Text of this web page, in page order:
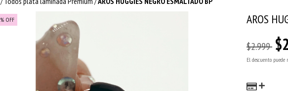
%OFF AROS
$2.999
El descuento